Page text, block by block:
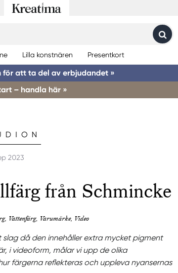
Lilla konstnären Presentkort
för att ta del av erbjudandet »
– handla här »
2023
från Schmincke
Vattenfärg, Varumärke, Video
då den innehåller extra mycket pigment
i videoform, målar vi upp de olika
färgerna reflekteras och uppleva nyansernas